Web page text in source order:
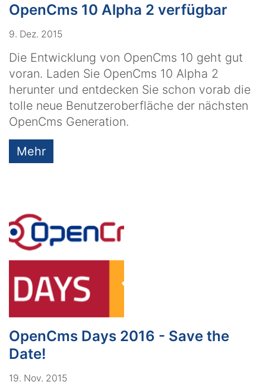
OpenCms 10 Alpha 2 verfügbar
9. Dez. 2015
Die Entwicklung von OpenCms 10 geht gut
voran. Laden Sie OpenCms 10 Alpha 2
herunter und entdecken Sie schon vorab die
tolle neue Benutzeroberfläche der nächsten
OpenCms Generation.
Mehr
OpenCms Days 2016 - Save the
Date!
19. Nov. 2015